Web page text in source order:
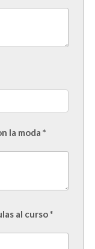
la moda *
al curso *